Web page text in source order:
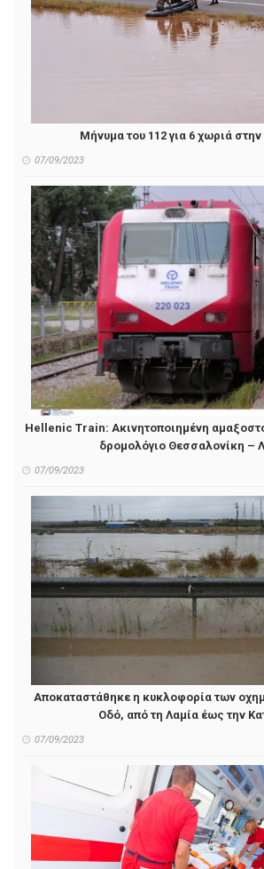
Μήνυμα του 112 για 6 χωριά
07/09/2023
Hellenic Train: Ακινητοποιημένη
δρομολόγιο Θεσσαλονίκη –
07/09/2023
Αποκαταστάθηκε η κυκλοφορία των
Οδό, από τη Λαμία έως την
07/09/2023